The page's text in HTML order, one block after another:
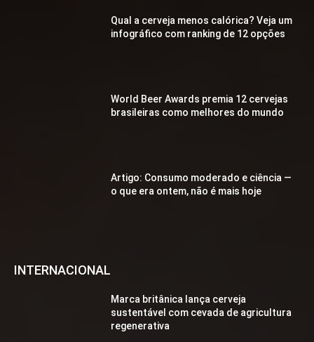
Qual a cerveja menos calórica? Veja um
infográfico com ranking de 12 opções
World Beer Awards premia 12 cervejas
brasileiras como melhores do mundo
Artigo: Consumo moderado e ciência —
o que era ontem, não é mais hoje
INTERNACIONAL
Marca britânica lança cerveja
sustentável com cevada de agricultura
regenerativa